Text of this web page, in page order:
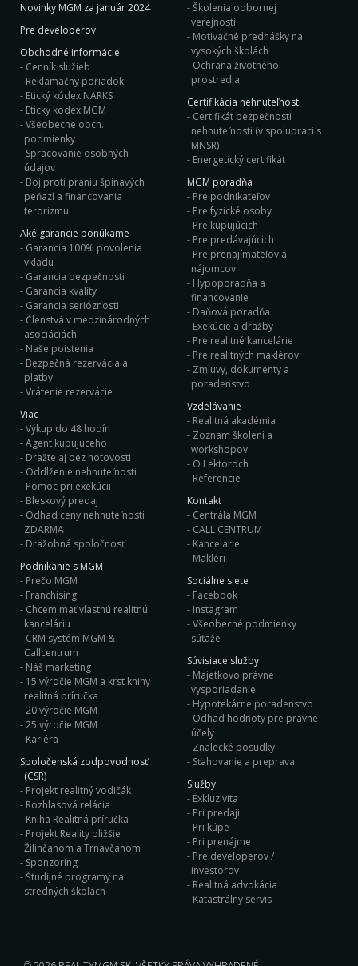
Novinky MGM za január 2024
Pre developerov
Obchodné informácie
Cenník služieb
Reklamačny poriadok
Etický kódex NARKS
Eticky kodex MGM
Všeobecne obch.
podmienky
Spracovanie osobných
údajov
Boj proti praniu špinavých
peňazí a financovania
terorizmu
Aké garancie ponúkame
Garancia 100% povolenia
vkladu
Garancia bezpečnosti
Garancia kvality
Garancia serióznosti
Členstvá v medzinárodných
asociáciách
Naše poistenia
Bezpečná rezervácia a
platby
Vrátenie rezervácie
Viac
Výkup do 48 hodín
Agent kupujúceho
Dražte aj bez hotovosti
Oddlženie nehnuteľnosti
Pomoc pri exekúcii
Bleskový predaj
Odhad ceny nehnuteľnosti
ZDARMA
Dražobná spoločnosť
Podnikanie s MGM
Prečo MGM
Franchising
Chcem mať vlastnú realitnú
kanceláriu
CRM systém MGM &
Callcentrum
Náš marketing
15 výročie MGM a krst knihy
realitná príručka
20 výročie MGM
25 výročie MGM
Kariéra
Spoločenská zodpovodnosť
(CSR)
Projekt realitný vodičák
Rozhlasová relácia
Kniha Realitná príručka
Projekt Reality bližšie
Žilinčanom a Trnavčanom
Sponzoring
Študijné programy na
stredných školách
Školenia odbornej
verejnosti
Motivačné prednášky na
vysokých školách
Ochrana životného
prostredia
Certifikácia nehnuteľnosti
Certifikát bezpečnosti
nehnuteľnosti (v spolupraci s
MNSR)
Energetický certifikát
MGM poradňa
Pre podnikateľov
Pre fyzické osoby
Pre kupujúcich
Pre predávajúcich
Pre prenajímateľov a
nájomcov
Hypoporadňa a
financovanie
Daňová poradňa
Exekúcie a dražby
Pre realitné kancelárie
Pre realitných maklérov
Zmluvy, dokumenty a
poradenstvo
Vzdelávanie
Realitná akadémia
Zoznam školení a
workshopov
O Lektoroch
Referencie
Kontakt
Centrála MGM
CALL CENTRUM
Kancelarie
Makléri
Sociálne siete
Facebook
Instagram
Všeobecné podmienky
súťaže
Súvisiace služby
Majetkovo právne
vysporiadanie
Hypotekárne poradenstvo
Odhad hodnoty pre právne
účely
Znalecké posudky
Sťahovanie a preprava
Služby
Exkluzivita
Pri predaji
Pri kúpe
Pri prenájme
Pre developerov /
investorov
Realitná advokácia
Katastrálny servis